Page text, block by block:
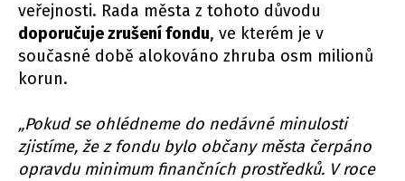
veřejnosti. Rada města z tohoto důvodu
doporučuje zrušení fondu, ve kterém je v
současné době alokováno zhruba osm milionů
korun.
„Pokud se ohlédneme do nedávné minulosti
zjistíme, že z fondu bylo občany města čerpáno
opravdu minimum finančních prostředků. V roce